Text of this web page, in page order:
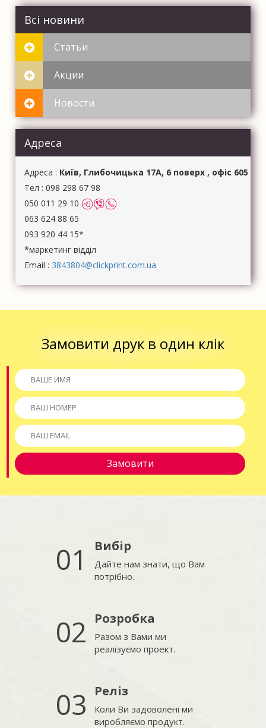
Всі новини
Статьи
Акции
Новости
Адреса
Aдреса : Київ, Глибочицька 17А, 6 поверх , офіс 605
Тел :098 298 67 98
050 011 29 10
063 624 88 65
093 920 44 15*
*маркетинг відділ
Email : 3843804@clickprint.com.ua
Замовити друк в один клік
01 Вибір
Дайте нам знати, що Вам
потрібно.
02 Розробка
Разом з Вами ми
реалізуємо проект.
03 Реліз
Коли Ви задоволені ми
виробляємо продукт.